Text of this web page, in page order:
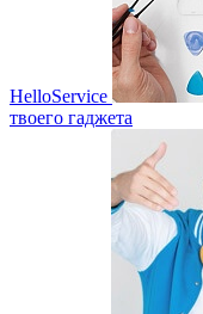
HelloService
твоего гаджета